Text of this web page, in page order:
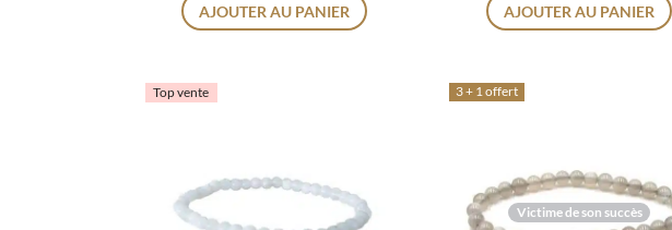
AJOUTER AU PANIER AJOUTER AU PANIER
Top vente
Victime de son succès
3 + 1 offert